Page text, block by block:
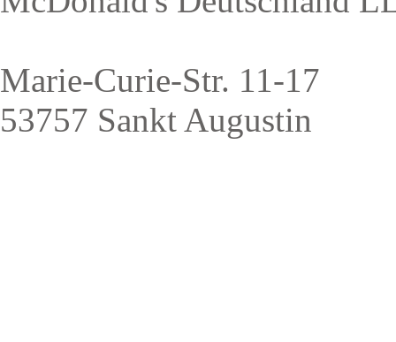
Marie-Curie-Str. 11-17
53757 Sankt Augustin